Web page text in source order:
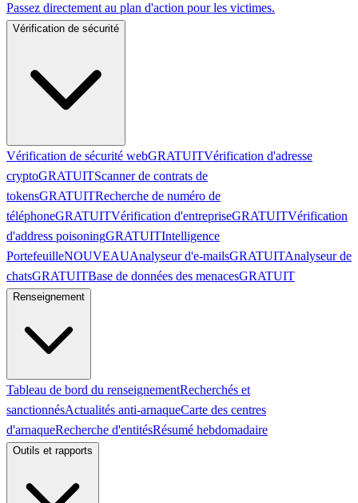
Passez directement au plan d'action pour les victimes.
Vérification de sécurité
Vérification de sécurité webGRATUITVérification d'adresse
cryptoGRATUITScanner de contrats de
tokensGRATUITRecherche de numéro de
téléphoneGRATUITVérification d'entrepriseGRATUITVérification
d'address poisoningGRATUITIntelligence
PortefeuilleNOUVEAUAnalyseur d'e-mailsGRATUITAnalyseur de
chatsGRATUITBase de données des menacesGRATUIT
Renseignement
Tableau de bord du renseignementRecherchés et
sanctionnésActualités anti-arnaqueCarte des centres
d'arnaqueRecherche d'entitésRésumé hebdomadaire
Outils et rapports